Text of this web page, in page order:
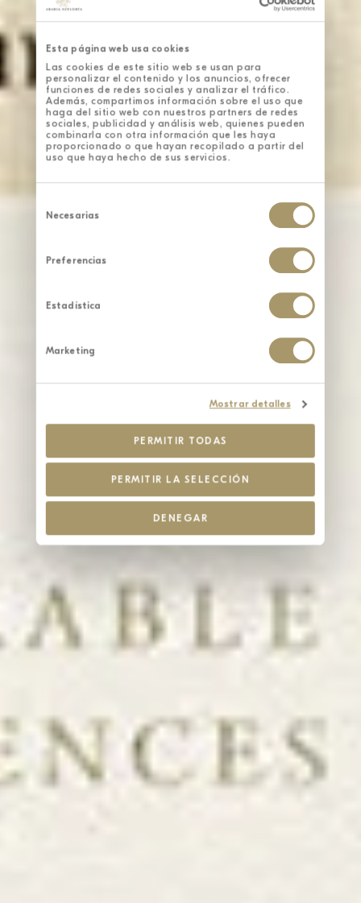
Esta página web usa cookies
Las cookies de este sitio web se usan para
personalizar el contenido y los anuncios, ofrecer
funciones de redes sociales y analizar el tráfico.
Además, compartimos información sobre el uso que
haga del sitio web con nuestros partners de redes
sociales, publicidad y análisis web, quienes pueden
combinarla con otra información que les haya
proporcionado o que hayan recopilado a partir del
uso que haya hecho de sus servicios.
de
consentimiento
Necesarias
Preferencias
Estadística
Marketing
Mostrar detalles
PERMITIR TODAS
PERMITIR LA SELECCIÓN
DENEGAR